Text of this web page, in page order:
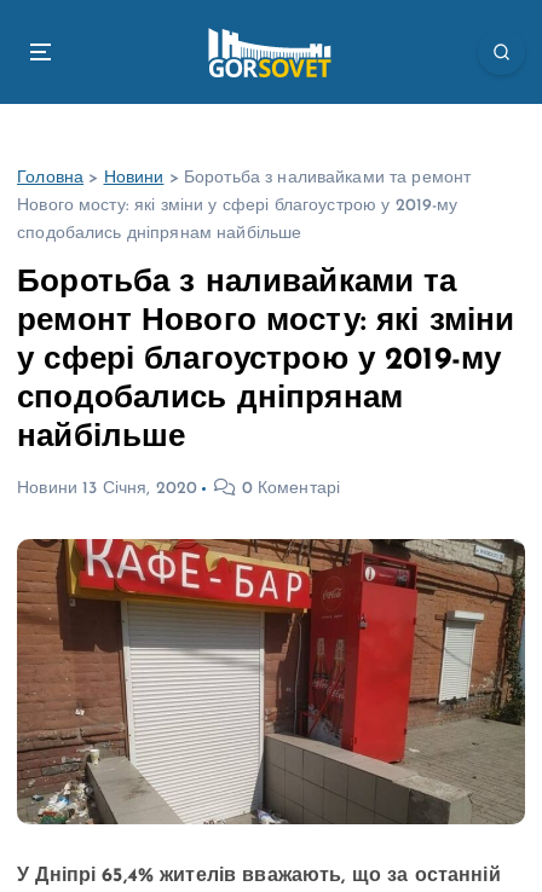
Головна > Новини > Боротьба з наливайками та ремонт
Нового мосту: які зміни у сфері благоустрою у 2019-му
сподобались дніпрянам найбільше
Боротьба з наливайками та
ремонт Нового мосту: які зміни
у сфері благоустрою у 2019-му
сподобались дніпрянам
найбільше
Новини 13 Січня, 2020 0 Коментарі
У Дніпрі 65,4% жителів вважають, що за останній